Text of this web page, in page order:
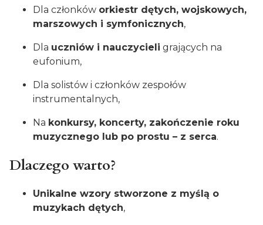
Dla członków orkiestr dętych, wojskowych,
marszowych i symfonicznych,
Dla uczniów i nauczycieli grających na
eufonium,
Dla solistów i członków zespołów
instrumentalnych,
Na konkursy, koncerty, zakończenie roku
muzycznego lub po prostu – z serca.
Dlaczego warto?
Unikalne wzory stworzone z myślą o
muzykach dętych,